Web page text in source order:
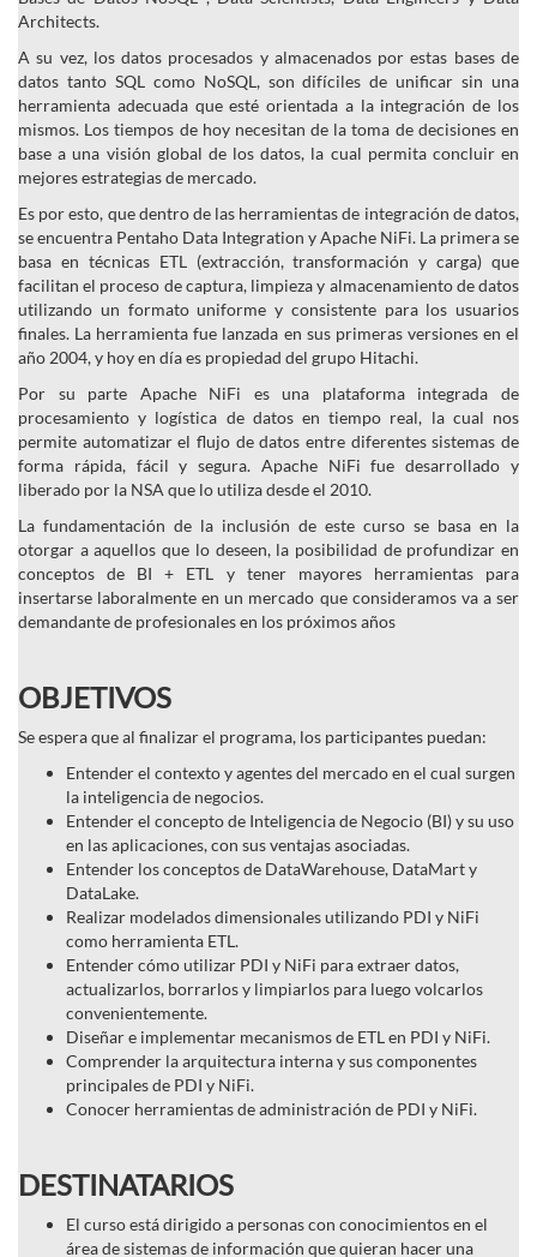
Architects.
A su vez, los datos procesados y almacenados por estas bases de
datos tanto SQL como NoSQL, son difíciles de unificar sin una
herramienta adecuada que esté orientada a la integración de los
mismos. Los tiempos de hoy necesitan de la toma de decisiones en
base a una visión global de los datos, la cual permita concluir en
mejores estrategias de mercado.
Es por esto, que dentro de las herramientas de integración de datos,
se encuentra Pentaho Data Integration y Apache NiFi. La primera se
basa en técnicas ETL (extracción, transformación y carga) que
facilitan el proceso de captura, limpieza y almacenamiento de datos
utilizando un formato uniforme y consistente para los usuarios
finales. La herramienta fue lanzada en sus primeras versiones en el
año 2004, y hoy en día es propiedad del grupo Hitachi.
Por su parte Apache NiFi es una plataforma integrada de
procesamiento y logística de datos en tiempo real, la cual nos
permite automatizar el flujo de datos entre diferentes sistemas de
forma rápida, fácil y segura. Apache NiFi fue desarrollado y
liberado por la NSA que lo utiliza desde el 2010.
La fundamentación de la inclusión de este curso se basa en la
otorgar a aquellos que lo deseen, la posibilidad de profundizar en
conceptos de BI + ETL y tener mayores herramientas para
insertarse laboralmente en un mercado que consideramos va a ser
demandante de profesionales en los próximos años
OBJETIVOS
Se espera que al finalizar el programa, los participantes puedan:
Entender el contexto y agentes del mercado en el cual surgen
la inteligencia de negocios.
Entender el concepto de Inteligencia de Negocio (BI) y su uso
en las aplicaciones, con sus ventajas asociadas.
Entender los conceptos de DataWarehouse, DataMart y
DataLake.
Realizar modelados dimensionales utilizando PDI y NiFi
como herramienta ETL.
Entender cómo utilizar PDI y NiFi para extraer datos,
actualizarlos, borrarlos y limpiarlos para luego volcarlos
convenientemente.
Diseñar e implementar mecanismos de ETL en PDI y NiFi.
Comprender la arquitectura interna y sus componentes
principales de PDI y NiFi.
Conocer herramientas de administración de PDI y NiFi.
DESTINATARIOS
El curso está dirigido a personas con conocimientos en el
área de sistemas de información que quieran hacer una